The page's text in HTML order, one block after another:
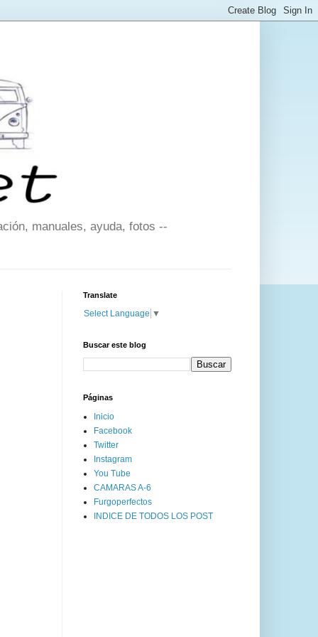
manuales, ayuda, fotos --
Translate
Select Language ▼
Buscar este blog
Páginas
Inicio
Facebook
Twitter
Instagram
You Tube
CAMARAS A-6
Furgoperfectos
INDICE DE TODOS LOS POST